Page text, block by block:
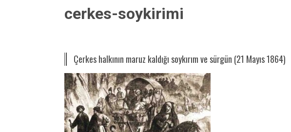
cerkes-soykirimi
Çerkes halkının maruz kaldığı soykırım ve sürgün (21 Mayıs 1864)